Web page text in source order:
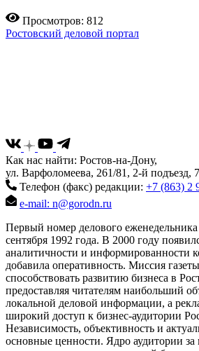
Просмотров: 812
Ростовский деловой портал
Как нас найти: Ростов-на-Дону,
ул. Варфоломеева, 261/81, 2-й подъезд,
Телефон (факс) редакции: +7 (863) 2
e-mail: n@gorodn.ru
Первый номер делового
сентября 1992 года. В 2000 году
аналитичности и информированности
добавила оперативность. Миссия
способствовать развитию бизнеса в
предоставляя читателям наибольший
локальной деловой информации, а
широкий доступ к бизнес-аудитории
Независимость, объективность и
основные ценности. Ядро аудитории